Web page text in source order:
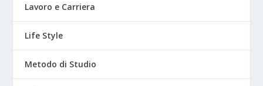
Lavoro e Carriera
Life Style
Metodo di Studio